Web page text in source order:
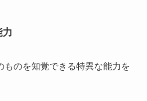
ものを知覚できる特異な能力を